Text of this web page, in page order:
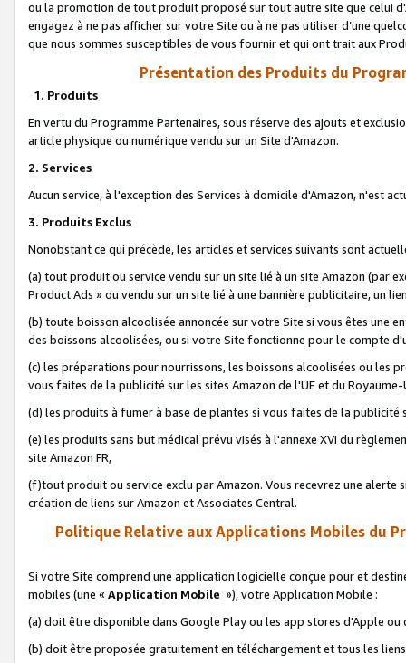
ou la promotion de tout produit proposé sur tout autre site que celui
engagez à ne pas afficher sur votre Site ou à ne pas utiliser d’une
que nous sommes susceptibles de vous fournir et qui ont trait aux
Présentation des Produits du
1. Produits
En vertu du Programme Partenaires, sous réserve des ajouts et
article physique ou numérique vendu sur un Site d'Amazon.
2. Services
Aucun service, à l'exception des Services à domicile d'Amazon, n'est
3. Produits Exclus
Nonobstant ce qui précède, les articles et services suivants sont
(a) tout produit ou service vendu sur un site lié à un site Amazon (par
Product Ads » ou vendu sur un site lié à une bannière publicitaire, un
(b) toute boisson alcoolisée annoncée sur votre Site si vous êtes une
des boissons alcoolisées, ou si votre Site fonctionne pour le compte
(c) les préparations pour nourrissons, les boissons alcoolisées ou les
vous faites de la publicité sur les sites Amazon de l'UE et du Royaume-
(d) les produits à fumer à base de plantes si vous faites de la publicité
(e) les produits sans but médical prévu visés à l'annexe XVI du
site Amazon FR,
(f)tout produit ou service exclu par Amazon. Vous recevrez une alerte
création de liens sur Amazon et Associates Central.
Politique Relative aux Applications Mobiles du
Si votre Site comprend une application logicielle conçue pour et
mobiles (une « Application Mobile »), votre Application Mobile :
(a) doit être disponible dans Google Play ou les app stores d'Apple ou
(b) doit être proposée gratuitement en téléchargement et tous les